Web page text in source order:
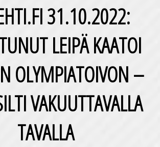
31.10.2022:
LEIPÄ KAATOI
OLYMPIATOIVON –
VAKUUTTAVALLA
TAVALLA